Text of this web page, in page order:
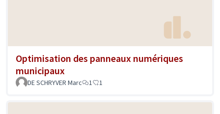
Optimisation des panneaux numériques
municipaux
DE SCHRYVER Marc 1 1